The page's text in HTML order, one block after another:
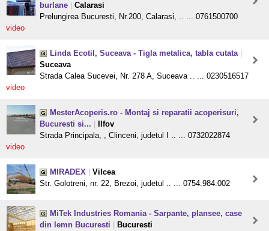
burlane
Calarasi
Prelungirea Bucuresti, Nr.200, Calarasi, .. ... 0761500700
video
Linda Ecotil, Suceava - Tigla metalica, tabla cutata
Suceava
Strada Calea Sucevei, Nr. 278 A, Suceava .. ... 0230516517
video
MesterAcoperis.ro - Montaj si reparatii acoperisuri,
Bucuresti si...
Ilfov
Strada Principala, , Clinceni, judetul I .. ... 0732022874
video
MIRADEX
Vilcea
Str. Golotreni, nr. 22, Brezoi, judetul .. ... 0754.984.002
MiTek Industries Romania - Sarpante, plansee, case
din lemn Bucuresti
Bucuresti